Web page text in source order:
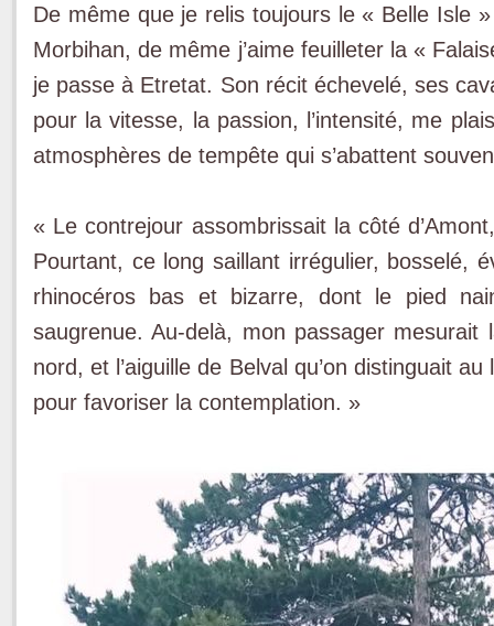
De même que je relis toujours le « Belle Isle
Morbihan, de même j’aime feuilleter la «
je passe à Etretat. Son récit échevelé, ses
pour la vitesse, la passion, l’intensité, me
atmosphères de tempête qui s’abattent
« Le contrejour assombrissait la côté
Pourtant, ce long saillant irrégulier, bosselé,
rhinocéros bas et bizarre, dont le pied
saugrenue. Au-delà, mon passager
nord, et l’aiguille de Belval qu’on distinguait
pour favoriser la contemplation. »